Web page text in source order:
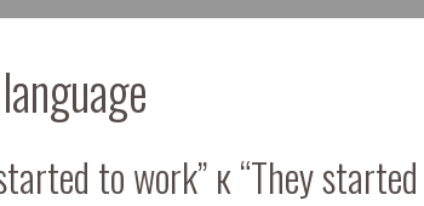
to work” к “They